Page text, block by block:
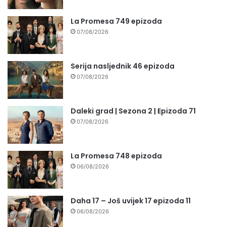
La Promesa 749 epizoda
07/08/2026
Serija nasljednik 46 epizoda
07/08/2026
Daleki grad | Sezona 2 | Epizoda 71
07/08/2026
La Promesa 748 epizoda
06/08/2026
Daha 17 – Još uvijek 17 epizoda 11
06/08/2026